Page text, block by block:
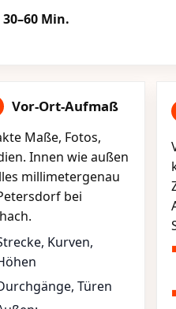
30–60 Min.
Vor-Ort-Aufmaß
Maße, Fotos,
Innen wie außen
millimetergenau
bei
Kurven,
Türen